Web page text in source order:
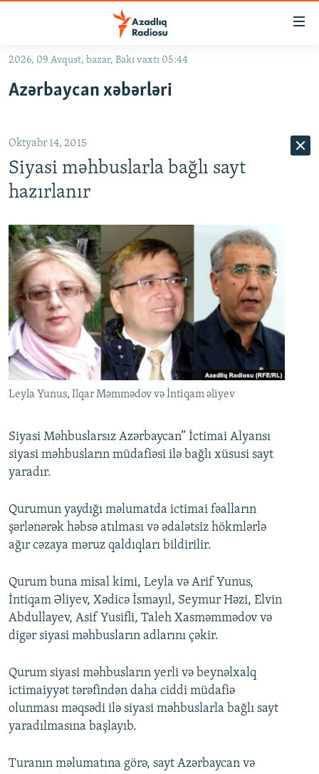
Əsas
qayıt
qayıt
Axtarışa
keç
#ƏSLINDƏ
FƏRQƏ BAX
ARAŞDIRMA
MULTIMEDIA
VIDEO
FOTOQALEREYA
İNFOQRAFIKA
KARIKATURA
RADIO ARXIV
OXU ZALI
AZƏRBAYCAN ƏDƏBIYYATI KITABXANASI
İSLAM VƏ DEMOKRATIYA
HAQQIMIZDA
MISSIYAMIZ
PEŞƏ ETIKASI VƏ JURNALISTIKA STANDARTLARIMIZ
BIZIMLƏ ƏLAQƏ
XƏBƏR BÜLLETENLƏRIMIZ
BIZI IZLƏ
2026, 09 Avqust, bazar, Bakı vaxtı 05:44
Azərbaycan xəbərləri
Oktyabr 14, 2015
Siyasi məhbuslarla bağlı sayt
hazırlanır
Leyla Yunus, Ilqar Məmmədov və İntiqam əliyev
Siyasi Məhbuslarsız Azərbaycan” İctimai Alyansı
siyasi məhbusların müdafiəsi ilə bağlı xüsusi sayt
yaradır.
Qurumun yaydığı məlumatda ictimai fəalların
şərlənərək həbsə atılması və ədalətsiz hökmlərlə
ağır cəzaya məruz qaldıqları bildirilir.
Qurum buna misal kimi, Leyla və Arif Yunus,
İntiqam Əliyev, Xədicə İsmayıl, Seymur Həzi, Elvin
Abdullayev, Asif Yusifli, Taleh Xasməmmədov və
digər siyasi məhbusların adlarını çəkir.
Qurum siyasi məhbusların yerli və beynəlxalq
ictimaiyyət tərəfindən daha ciddi müdafiə
olunması məqsədi ilə siyasi məhbuslarla bağlı sayt
yaradılmasına başlayıb.
Turanın məlumatına görə, sayt Azərbaycan və